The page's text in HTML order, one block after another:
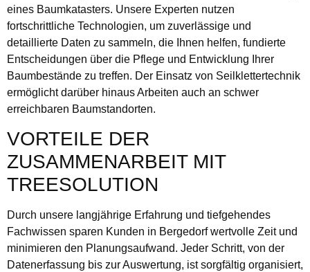
eines Baumkatasters. Unsere Experten nutzen
fortschrittliche Technologien, um zuverlässige und
detaillierte Daten zu sammeln, die Ihnen helfen, fundierte
Entscheidungen über die Pflege und Entwicklung Ihrer
Baumbestände zu treffen. Der Einsatz von Seilklettertechnik
ermöglicht darüber hinaus Arbeiten auch an schwer
erreichbaren Baumstandorten.
VORTEILE DER
ZUSAMMENARBEIT MIT
TREESOLUTION
Durch unsere langjährige Erfahrung und tiefgehendes
Fachwissen sparen Kunden in Bergedorf wertvolle Zeit und
minimieren den Planungsaufwand. Jeder Schritt, von der
Datenerfassung bis zur Auswertung, ist sorgfältig organisiert,